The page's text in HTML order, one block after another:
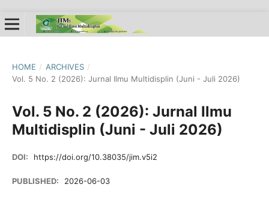
HOME / ARCHIVES /
Vol. 5 No. 2 (2026): Jurnal Ilmu Multidisplin (Juni - Juli 2026)
Vol. 5 No. 2 (2026): Jurnal Ilmu
Multidisplin (Juni - Juli 2026)
DOI: https://doi.org/10.38035/jim.v5i2
PUBLISHED: 2026-06-03